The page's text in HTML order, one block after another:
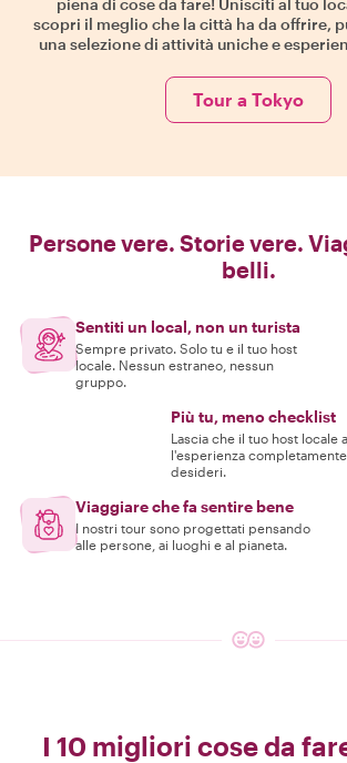
piena di cose da fare! Unisciti al tuo
scopri il meglio che la città ha da offrire,
una selezione di attività uniche e
Tour a Tokyo
Persone vere. Storie vere.
belli.
Sentiti un local, non un turista
Sempre privato. Solo tu e il tuo host
locale. Nessun estraneo, nessun
gruppo.
Più tu, meno checklist
Lascia che il tuo host locale
l'esperienza
desideri.
Viaggiare che fa sentire bene
I nostri tour sono progettati pensando
alle persone, ai luoghi e al pianeta.
I 10 migliori cose da